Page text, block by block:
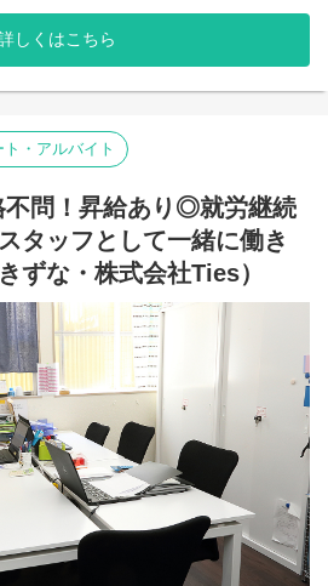
ーンの事業所を全国に展開をさせて頂
を結んで業務を行って頂きながら一
型で内職などの作業を中心にA型や一
しながら目標などを一緒に立てて一般
く、サービス管理責任者を募集して
責任者の業務。
（弊社システムを使用して作成して
関係機関との連絡調整。
会議、連絡等。
理責任者の業務内容は他社さんと比べ
負荷を減らす工夫をしております。
。代理請求を導入していますので利用
録を含めた必要な様々な書類は管理シ
しくはこちら
ト・アルバイト
不問！昇給あり◎就労継続
タッフとして一緒に働き
ずな・株式会社Ties）